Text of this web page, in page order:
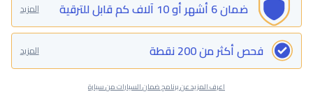
ضمان 6 أشهر أو 10 آلاف كم قابل للترقية المزيد
فحص أكثر من 200 نقطة المزيد
اعرف المزيد عن برنامج ضمان السيارات من سيارة